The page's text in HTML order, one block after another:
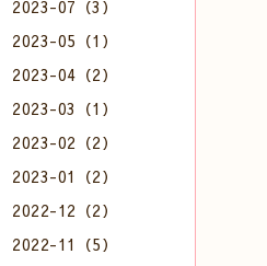
2023-07（3）
2023-05（1）
2023-04（2）
2023-03（1）
2023-02（2）
2023-01（2）
2022-12（2）
2022-11（5）